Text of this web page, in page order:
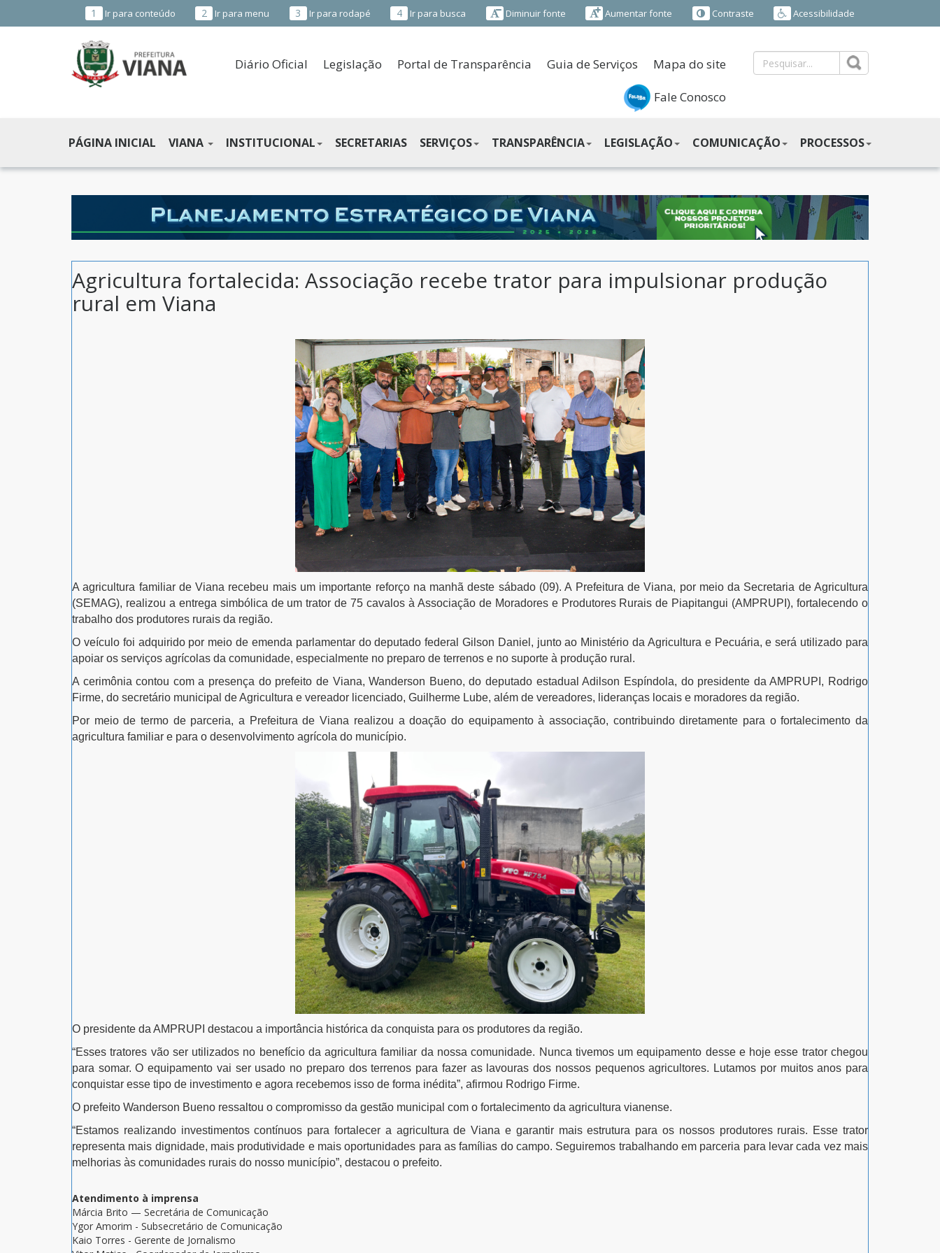
1 Ir para conteúdo 2 Ir para menu 3 Ir para rodapé 4 Ir para busca Diminuir fonte Aumentar fonte Contraste Acessibilidade
MUNICIPAL
DE
VIANA
ES
Diário Oficial Legislação Portal de Transparência Guia de Serviços Mapa do site
Fale Conosco
PÁGINA INICIAL VIANA INSTITUCIONAL SECRETARIAS SERVIÇOS TRANSPARÊNCIA LEGISLAÇÃO COMUNICAÇÃO PROCESSOS
Agricultura fortalecida: Associação recebe trator para impulsionar produção
rural em Viana
A agricultura familiar de Viana recebeu mais um importante reforço na manhã deste sábado (09). A Prefeitura de Viana, por meio da Secretaria de Agricultura
(SEMAG), realizou a entrega simbólica de um trator de 75 cavalos à Associação de Moradores e Produtores Rurais de Piapitangui (AMPRUPI), fortalecendo o
trabalho dos produtores rurais da região.
O veículo foi adquirido por meio de emenda parlamentar do deputado federal Gilson Daniel, junto ao Ministério da Agricultura e Pecuária, e será utilizado para
apoiar os serviços agrícolas da comunidade, especialmente no preparo de terrenos e no suporte à produção rural.
A cerimônia contou com a presença do prefeito de Viana, Wanderson Bueno, do deputado estadual Adilson Espíndola, do presidente da AMPRUPI, Rodrigo
Firme, do secretário municipal de Agricultura e vereador licenciado, Guilherme Lube, além de vereadores, lideranças locais e moradores da região.
Por meio de termo de parceria, a Prefeitura de Viana realizou a doação do equipamento à associação, contribuindo diretamente para o fortalecimento da
agricultura familiar e para o desenvolvimento agrícola do município.
O presidente da AMPRUPI destacou a importância histórica da conquista para os produtores da região.
“Esses tratores vão ser utilizados no benefício da agricultura familiar da nossa comunidade. Nunca tivemos um equipamento desse e hoje esse trator chegou
para somar. O equipamento vai ser usado no preparo dos terrenos para fazer as lavouras dos nossos pequenos agricultores. Lutamos por muitos anos para
conquistar esse tipo de investimento e agora recebemos isso de forma inédita”, afirmou Rodrigo Firme.
O prefeito Wanderson Bueno ressaltou o compromisso da gestão municipal com o fortalecimento da agricultura vianense.
“Estamos realizando investimentos contínuos para fortalecer a agricultura de Viana e garantir mais estrutura para os nossos produtores rurais. Esse trator
representa mais dignidade, mais produtividade e mais oportunidades para as famílias do campo. Seguiremos trabalhando em parceria para levar cada vez mais
melhorias às comunidades rurais do nosso município”, destacou o prefeito.
Atendimento à imprensa
Márcia Brito — Secretária de Comunicação
Ygor Amorim - Subsecretário de Comunicação
Kaio Torres - Gerente de Jornalismo